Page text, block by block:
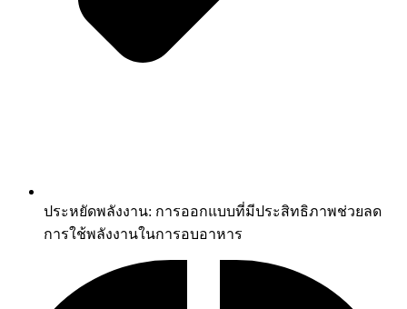
ประหยัดพลังงาน: การออกแบบที่มีประสิทธิภาพช่วยลด
การใช้พลังงานในการอบอาหาร